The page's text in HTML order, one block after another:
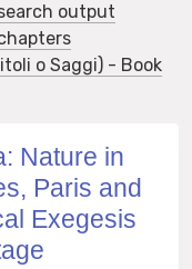
output
o Saggi) - Book
Nature in
Paris and
Exegesis